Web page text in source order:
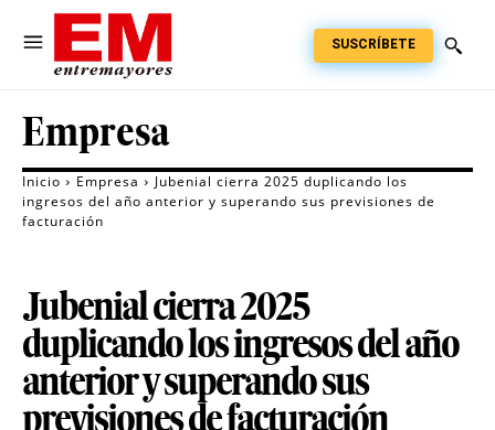
SUSCRÍBETE
Empresa
Inicio Empresa
Jubenial cierra 2025 duplicando los
ingresos del año anterior y superando sus previsiones de
facturación
Jubenial cierra 2025
duplicando los ingresos del año
anterior y superando sus
previsiones de facturación